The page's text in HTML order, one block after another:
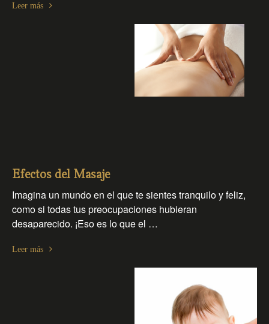
Leer más
Efectos del Masaje
Imagina un mundo en el que te sientes tranquilo y feliz,
como si todas tus preocupaciones hubieran
desaparecido. ¡Eso es lo que el …
Leer más